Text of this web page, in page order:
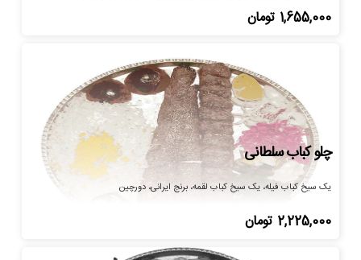
1,655,000 تومان
چلو کباب سلطانی
یک سیخ کباب فیله، یک سیخ کباب لقمه، برنج ایرانی، دورچین
2,225,000 تومان